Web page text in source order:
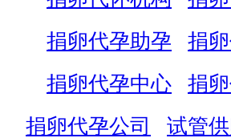
捐卵代孕助孕
捐
捐卵代孕中心
捐
捐卵代孕公司
试管